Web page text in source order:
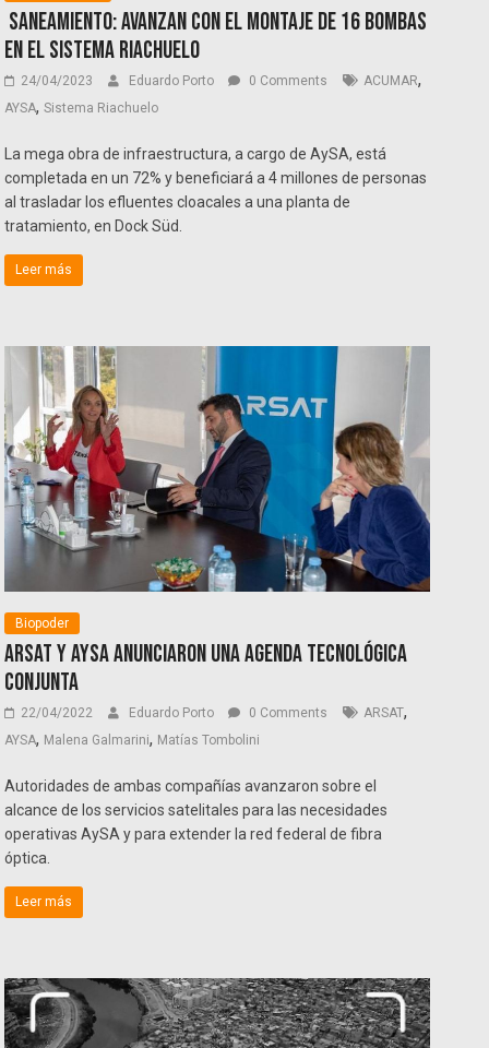
Saneamiento: Avanzan con el montaje de 16 bombas
en el Sistema Riachuelo
24/04/2023 Eduardo Porto 0 Comments ACUMAR,
AYSA,Sistema Riachuelo
La mega obra de infraestructura, a cargo de AySA, está
completada en un 72% y beneficiará a 4 millones de personas
al trasladar los efluentes cloacales a una planta de
tratamiento, en Dock Süd.
Leer más
Biopoder
ARSAT y AySA anunciaron una agenda tecnológica
conjunta
22/04/2022 Eduardo Porto 0 Comments ARSAT,
AYSA, Malena Galmarini, Matías Tombolini
Autoridades de ambas compañías avanzaron sobre el
alcance de los servicios satelitales para las necesidades
operativas AySA y para extender la red federal de fibra
óptica.
Leer más